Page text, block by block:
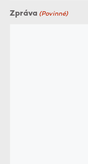
Zpráva (Povinné)